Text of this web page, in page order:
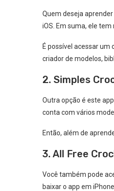
Quem deseja
iOS. Em suma, ele
É possível acessar um
criador de modelos,
2. Simples
Outra opção é este
conta com vários
Então, além de
3. All Free
Você também pode
baixar o app em